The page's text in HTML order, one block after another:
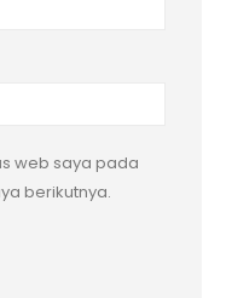
web saya pada
berikutnya.